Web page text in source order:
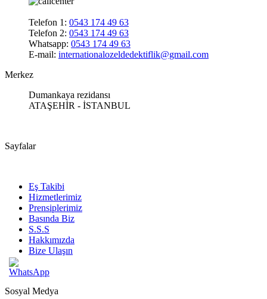
Telefon 1: 0543 174 49 63
Telefon 2: 0543 174 49 63
Whatsapp: 0543 174 49 63
E-mail: internationalozeldedektiflik@gmail.com
Merkez
Dumankaya rezidansı
ATAŞEHİR - İSTANBUL
Sayfalar
Eş Takibi
Hizmetlerimiz
Prensiplerimiz
Basında Biz
S.S.S
Hakkımızda
Bize Ulaşın
Sosyal Medya